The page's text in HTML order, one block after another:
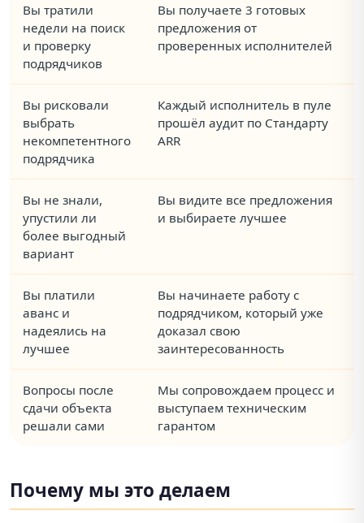
Вы тратили
недели на поиск
и проверку
подрядчиков
Вы получаете 3 готовых
предложения от
проверенных исполнителей
Вы рисковали
выбрать
некомпетентного
подрядчика
Каждый исполнитель в пуле
прошёл аудит по Стандарту
ARR
Вы не знали,
упустили ли
более выгодный
вариант
Вы видите все предложения
и выбираете лучшее
Вы платили
аванс и
надеялись на
лучшее
Вы начинаете работу с
подрядчиком, который уже
доказал свою
заинтересованность
Вопросы после
сдачи объекта
решали сами
Мы сопровождаем процесс и
выступаем техническим
гарантом
Почему мы это делаем